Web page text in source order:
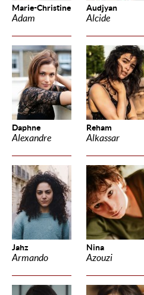
Marie-Christine
Adam
Audjyan
Alcide
Daphne
Alexandre
Reham
Alkassar
Jahz
Armando
Nina
Azouzi